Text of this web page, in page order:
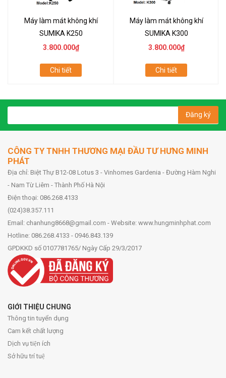
Máy làm mát không khí
SUMIKA K250
3.800.000₫
Chi tiết
Máy làm mát không khí
SUMIKA K300
3.800.000₫
Chi tiết
Đăng ký
CÔNG TY TNHH THƯƠNG MẠI ĐẦU TƯ HƯNG MINH
PHÁT
Địa chỉ: Biệt Thự B12-08 Lotus 3 - Vinhomes Gardenia - Đường Hàm Nghi
- Nam Từ Liêm - Thành Phố Hà Nội
Điện thoại: 086.268.4133
(024)38.357.111
Email: chanhung8668@gmail.com - Website: www.hungminhphat.com
Hotline: 086.268.4133 - 0946.843.139
GPDKKD số 0107781765/ Ngày Cấp 29/3/2017
GIỚI THIỆU CHUNG
Thông tin tuyển dụng
Cam kết chất lượng
Dịch vụ tiện ích
Sở hữu trí tuệ